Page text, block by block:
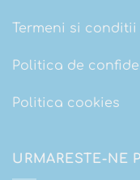
Termeni si conditii
Politica de
Politica cookies
URMARESTE-NE